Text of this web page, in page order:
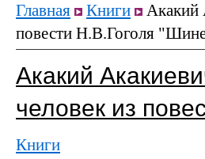
Главная Книги
Акакий
повести Н.В.Гоголя
Акакий
человек из
Книги